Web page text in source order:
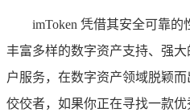
imToken 凭借其安全可靠的
丰富多样的数字资产支持、强
户服务，在数字资产领域脱颖
佼佼者，如果你正在寻找一款